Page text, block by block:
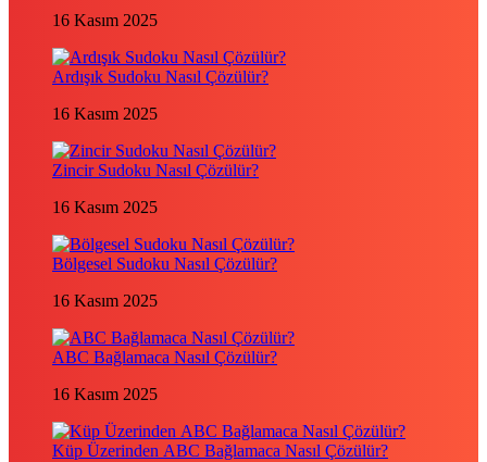
16 Kasım 2025
Ardışık Sudoku Nasıl Çözülür?
16 Kasım 2025
Zincir Sudoku Nasıl Çözülür?
16 Kasım 2025
Bölgesel Sudoku Nasıl Çözülür?
16 Kasım 2025
ABC Bağlamaca Nasıl Çözülür?
16 Kasım 2025
Küp Üzerinden ABC Bağlamaca Nasıl Çözülür?